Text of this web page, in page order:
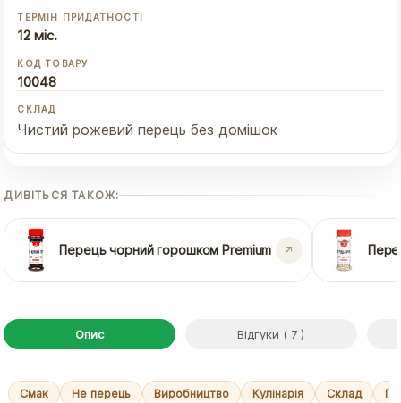
ТЕРМІН ПРИДАТНОСТІ
12 міс.
КОД ТОВАРУ
10048
СКЛАД
Чистий рожевий перець без домішок
ДИВІТЬСЯ ТАКОЖ:
Перець чорний горошком Premium
Опис Відгуки ( 7 )
Смак Не перець Виробництво Кулінарія Склад